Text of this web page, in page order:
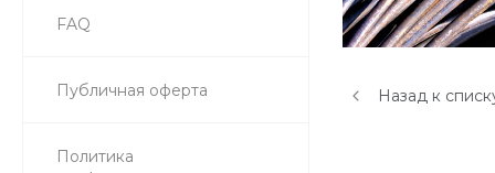
FAQ
Публичная оферта
Политика
Назад к